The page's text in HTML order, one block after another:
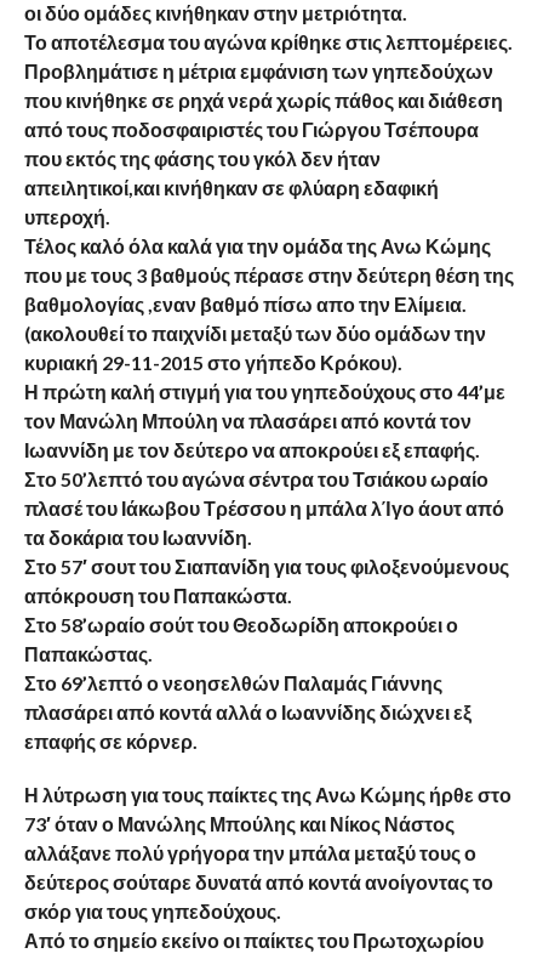
οι δύο ομάδες κινήθηκαν στην μετριότητα.
Το αποτέλεσμα του αγώνα κρίθηκε στις λεπτομέρειες.
Προβλημάτισε η μέτρια εμφάνιση των γηπεδούχων
που κινήθηκε σε ρηχά νερά χωρίς πάθος και διάθεση
από τους ποδοσφαιριστές του Γιώργου Τσέπουρα
που εκτός της φάσης του γκόλ δεν ήταν
απειλητικοί,και κινήθηκαν σε φλύαρη εδαφική
υπεροχή.
Τέλος καλό όλα καλά για την ομάδα της Ανω Κώμης
που με τους 3 βαθμούς πέρασε στην δεύτερη θέση της
βαθμολογίας ,εναν βαθμό πίσω απο την Ελίμεια.
(ακολουθεί το παιχνίδι μεταξύ των δύο ομάδων την
κυριακή 29-11-2015 στο γήπεδο Κρόκου).
Η πρώτη καλή στιγμή για του γηπεδούχους στο 44’με
τον Μανώλη Μπούλη να πλασάρει από κοντά τον
Ιωαννίδη με τον δεύτερο να αποκρούει εξ επαφής.
Στο 50’λεπτό του αγώνα σέντρα του Τσιάκου ωραίο
πλασέ του Ιάκωβου Τρέσσου η μπάλα λΊγο άουτ από
τα δοκάρια του Ιωαννίδη.
Στο 57′ σουτ του Σιαπανίδη για τους φιλοξενούμενους
απόκρουση του Παπακώστα.
Στο 58’ωραίο σούτ του Θεοδωρίδη αποκρούει ο
Παπακώστας.
Στο 69’λεπτό ο νεοησελθών Παλαμάς Γιάννης
πλασάρει από κοντά αλλά ο Ιωαννίδης διώχνει εξ
επαφής σε κόρνερ.
Η λύτρωση για τους παίκτες της Ανω Κώμης ήρθε στο
73′ όταν ο Μανώλης Μπούλης και Νίκος Νάστος
αλλάξανε πολύ γρήγορα την μπάλα μεταξύ τους ο
δεύτερος σούταρε δυνατά από κοντά ανοίγοντας το
σκόρ για τους γηπεδούχους.
Από το σημείο εκείνο οι παίκτες του Πρωτοχωρίου